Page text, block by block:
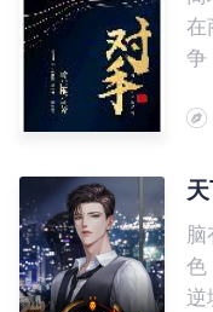
满
前
宠
去
头
在
争
脑
色
逆